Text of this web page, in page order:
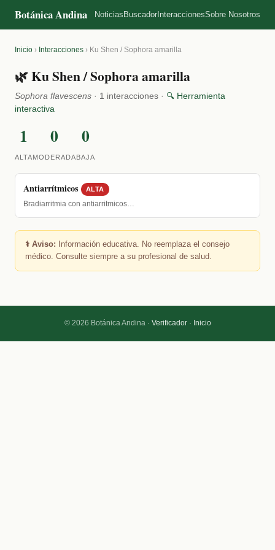
Botánica Andina Noticias Buscador InteraccionesSobre Nosotros
Inicio › Interacciones › Ku Shen / Sophora amarilla
🌿 Ku Shen / Sophora amarilla
Sophora flavescens · 1 interacciones · 🔍 Herramienta
interactiva
1
ALTA
0
MODERADA
0
BAJA
Antiarrítmicos ALTA
Bradiarritmia con antiarritmicos…
⚕️ Aviso: Información educativa. No reemplaza el consejo
médico. Consulte siempre a su profesional de salud.
© 2026 Botánica Andina · Verificador· Inicio